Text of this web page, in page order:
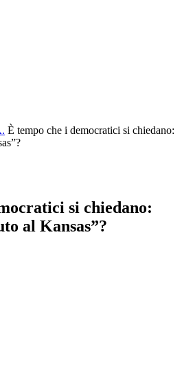
È tempo che i democratici si chiedano:
si chiedano:
al Kansas”?